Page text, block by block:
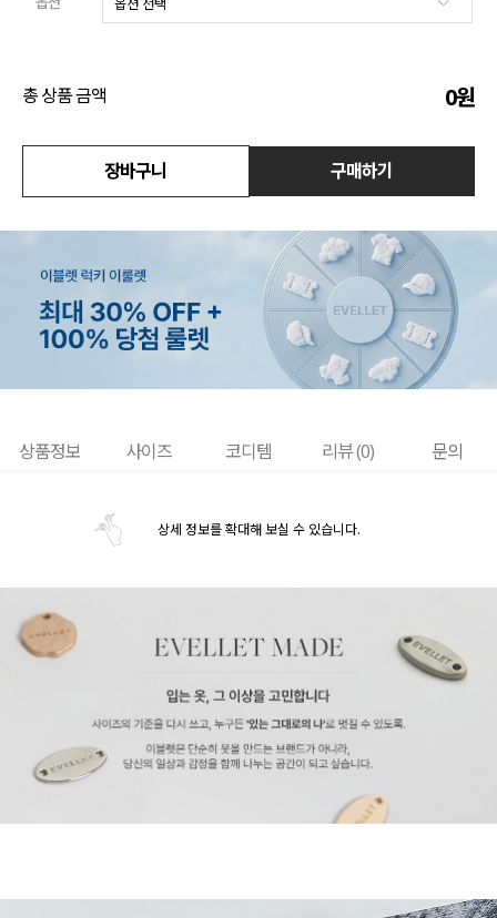
총 상품 금액 0원
장바구니 구매하기
상품정보 사이즈 코디템 리뷰 (0) 문의
상세 정보를 확대해 보실 수 있습니다.